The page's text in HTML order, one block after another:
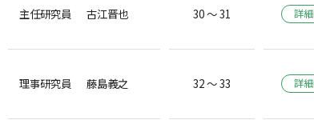
主任研究員 古江晋也 30 ～ 31 詳細
理事研究員 藤島義之 32 ～ 33 詳細